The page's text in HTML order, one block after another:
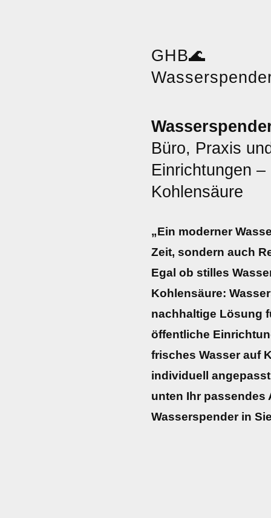
GHB🌊
Büro, Praxis
Einrichtungen
Kohlensäure
„Ein moderner
Zeit, sondern auch
Egal ob stilles
Kohlensäure:
nachhaltige Lösung
öffentliche
frisches Wasser auf
individuell
unten Ihr passendes
Wasserspender in